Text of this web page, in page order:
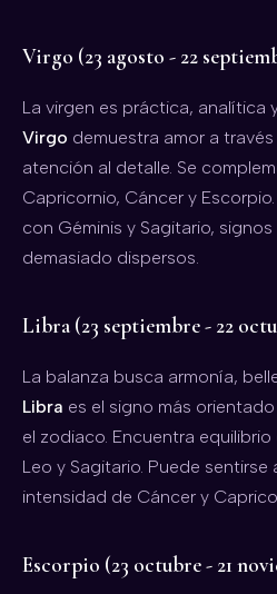
Virgo (23 agosto - 22
La virgen es práctica, analítica
Virgo demuestra amor a
atención al detalle. Se
Capricornio, Cáncer y
con Géminis y Sagitario,
demasiado dispersos.
Libra (23 septiembre - 22
La balanza busca armonía,
Libra es el signo más
el zodiaco. Encuentra
Leo y Sagitario. Puede sentirse
intensidad de Cáncer y
Escorpio (23 octubre - 21